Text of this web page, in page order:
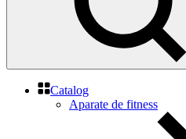
Catalog
Aparate de fitness